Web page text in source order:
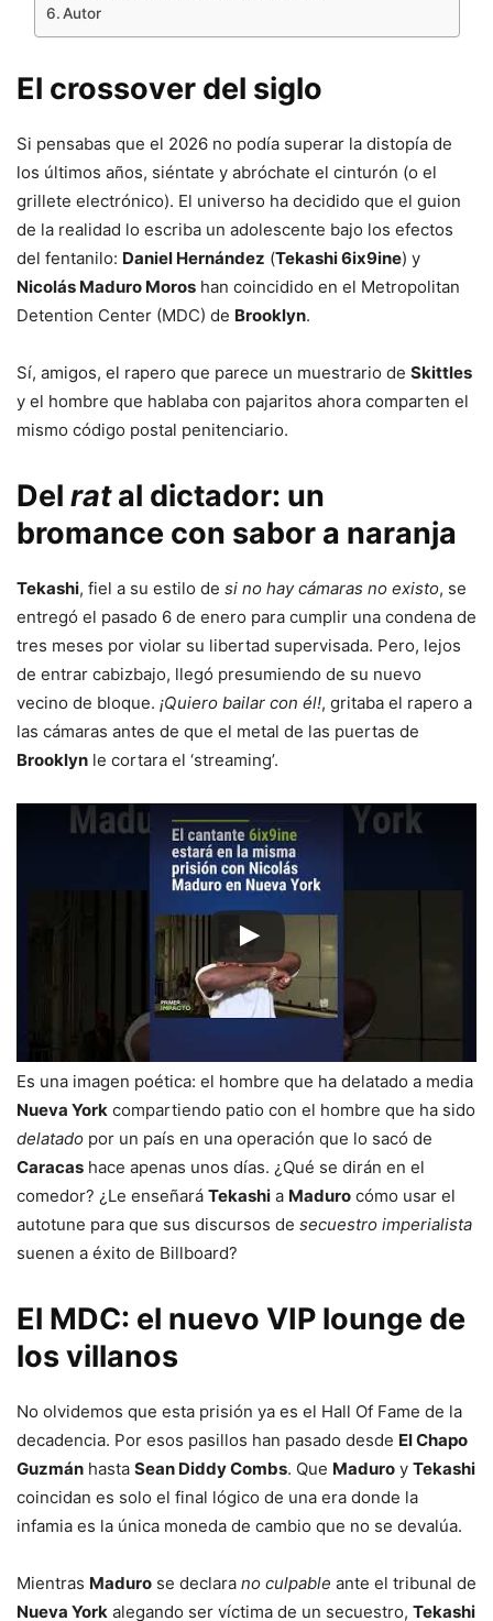
Autor
El crossover del siglo
Si pensabas que el 2026 no podía superar la distopía de
los últimos años, siéntate y abróchate el cinturón (o el
grillete electrónico). El universo ha decidido que el guion
de la realidad lo escriba un adolescente bajo los efectos
del fentanilo: Daniel Hernández (Tekashi 6ix9ine) y
Nicolás Maduro Moros han coincidido en el Metropolitan
Detention Center (MDC) de Brooklyn.
Sí, amigos, el rapero que parece un muestrario de Skittles
y el hombre que hablaba con pajaritos ahora comparten el
mismo código postal penitenciario.
Del ratal dictador: un
bromance con sabor a naranja
Tekashi, fiel a su estilo de si no hay cámaras no existo, se
entregó el pasado 6 de enero para cumplir una condena de
tres meses por violar su libertad supervisada. Pero, lejos
de entrar cabizbajo, llegó presumiendo de su nuevo
vecino de bloque. ¡Quiero bailar con él!, gritaba el rapero a
las cámaras antes de que el metal de las puertas de
Brooklyn le cortara el ‘streaming’.
Es una imagen poética: el hombre que ha delatado a media
Nueva York compartiendo patio con el hombre que ha sido
delatado por un país en una operación que lo sacó de
Caracas hace apenas unos días. ¿Qué se dirán en el
comedor? ¿Le enseñará Tekashi a Maduro cómo usar el
autotune para que sus discursos de secuestro imperialista
suenen a éxito de Billboard?
El MDC: el nuevo VIP lounge de
los villanos
No olvidemos que esta prisión ya es el Hall Of Fame de la
decadencia. Por esos pasillos han pasado desde El Chapo
Guzmán hasta Sean Diddy Combs. Que Maduro y Tekashi
coincidan es solo el final lógico de una era donde la
infamia es la única moneda de cambio que no se devalúa.
Mientras Maduro se declara no culpable ante el tribunal de
Nueva York alegando ser víctima de un secuestro, Tekashi